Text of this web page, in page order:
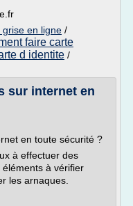
en ligne /
faire carte
d identite /
sur internet en
en toute sécurité ?
à effectuer des
à vérifier
les arnaques.